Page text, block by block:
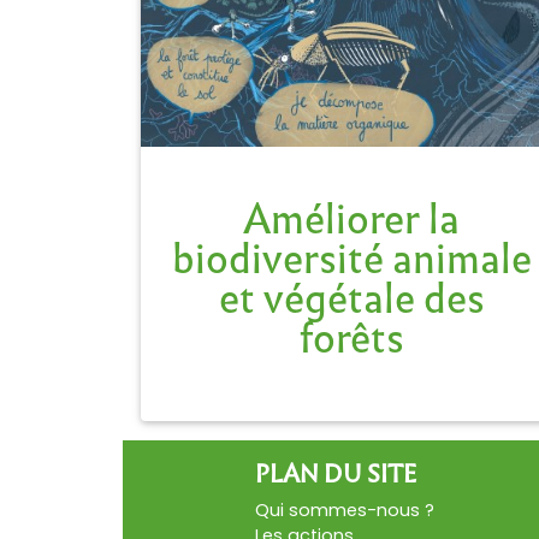
Améliorer la
biodiversité animale
et végétale des
forêts
Une gestion multifonctionnelle de la
forêt permet le maintien de ces atouts.
PLAN DU SITE
Qui sommes-nous ?